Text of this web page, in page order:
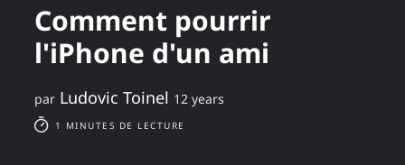
Comment pourrir
l'iPhone d'un ami
par Ludovic Toinel 12 years
1 MINUTES DE LECTURE